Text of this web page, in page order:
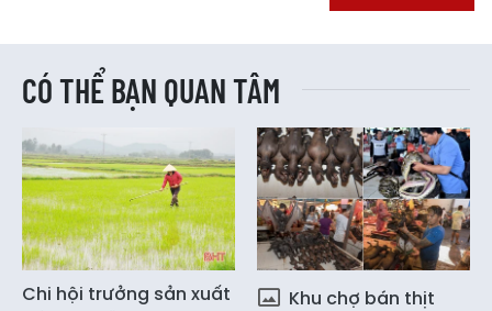
CÓ THỂ BẠN QUAN TÂM
Chi hội trưởng sản xuất
Khu chợ bán thịt